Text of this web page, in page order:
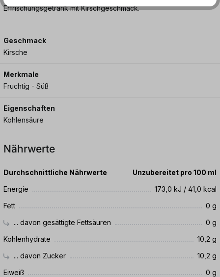
Erfrischungsgetränk mit Kirschgeschmack.
Geschmack
Kirsche
Merkmale
Fruchtig - Süß
Eigenschaften
Kohlensäure
Nährwerte
Durchschnittliche Nährwerte
Unzubereitet pro 100 ml
Energie
173,0 kJ / 41,0 kcal
Fett
0 g
... davon gesättigte Fettsäuren
0 g
Kohlenhydrate
10,2 g
... davon Zucker
10,2 g
Eiweiß
0 g